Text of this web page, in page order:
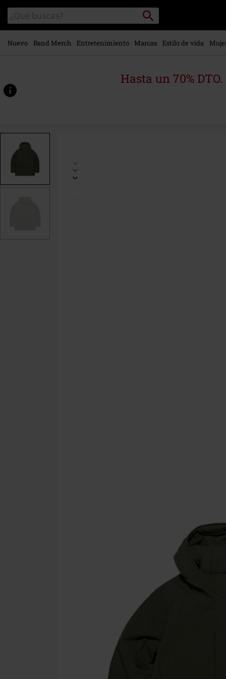
contenido
principal
Buscar
en
el
catálogo
Buscar
Nuevo Band Merch Entretenimiento Marcas Estilo de vida
Hasta un 70%
www.emp-
p/oliver-
574849.html